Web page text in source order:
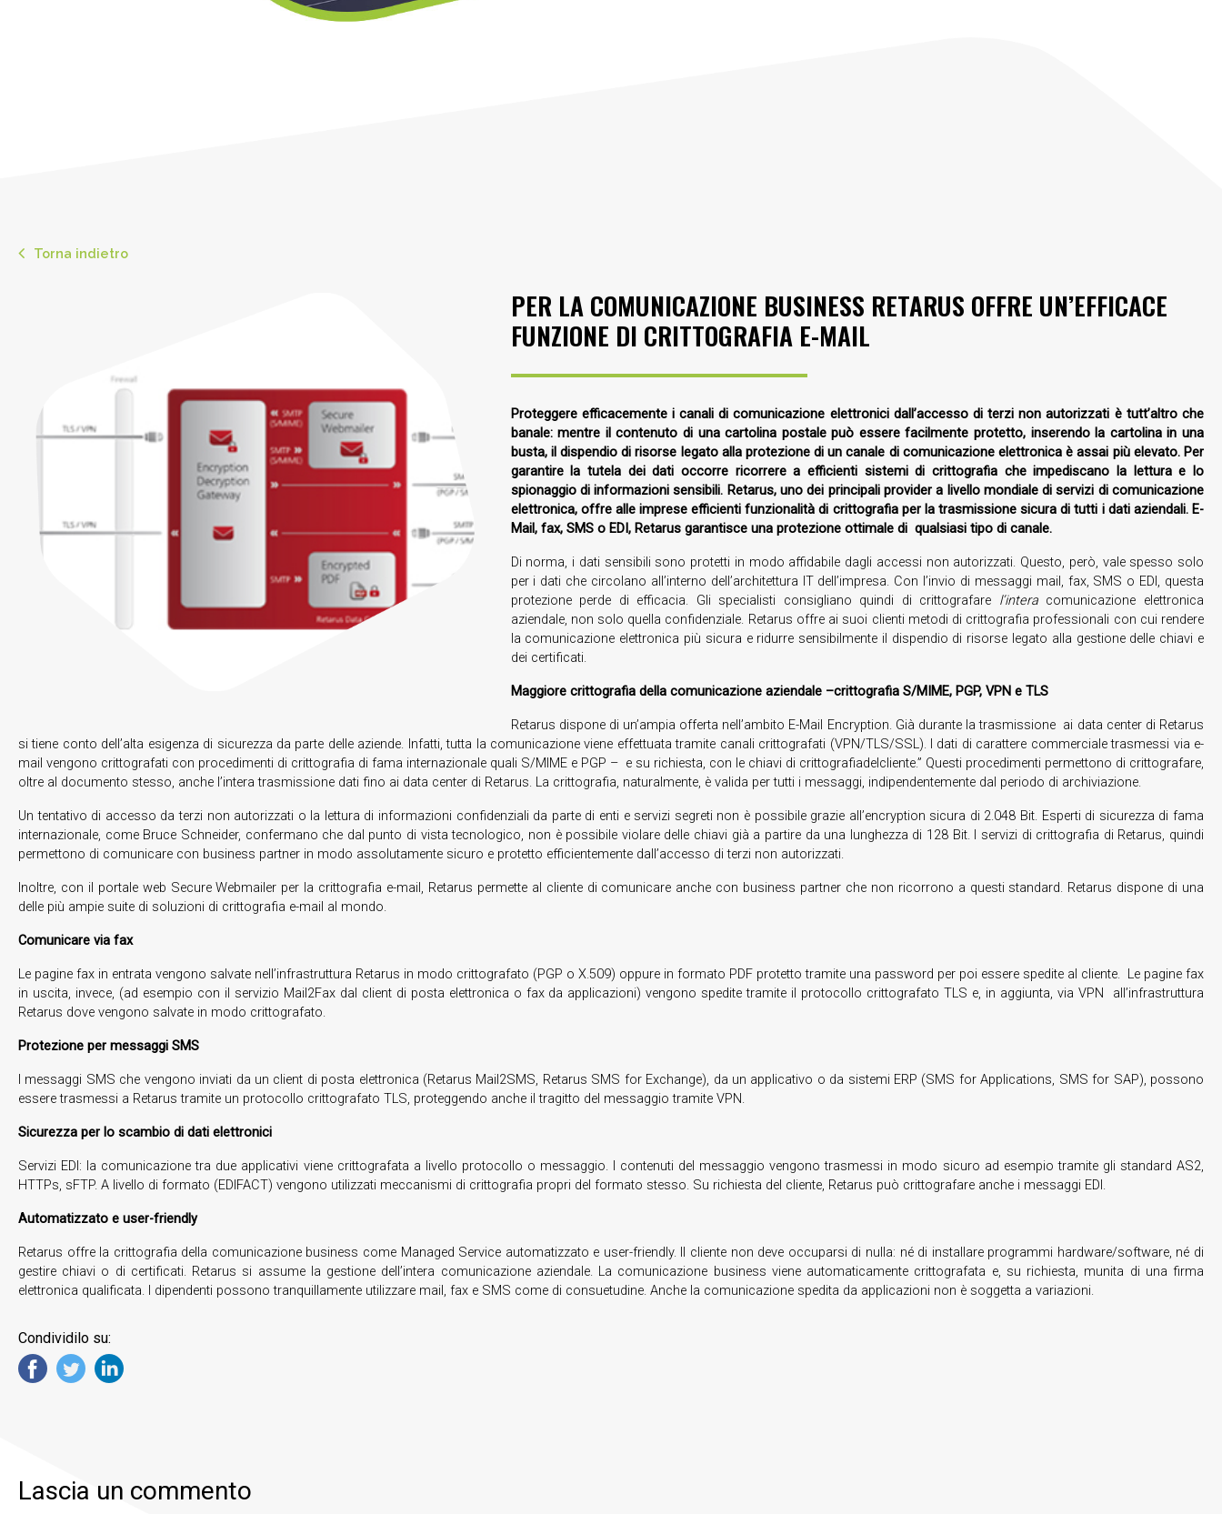
Torna indietro
PER LA COMUNICAZIONE BUSINESS RETARUS OFFRE UN’EFFICACE
FUNZIONE DI CRITTOGRAFIA E-MAIL
Proteggere efficacemente i canali di comunicazione elettronici dall’accesso di terzi non autorizzati è tutt’altro che
banale: mentre il contenuto di una cartolina postale può essere facilmente protetto, inserendo la cartolina in una
busta, il dispendio di risorse legato alla protezione di un canale di comunicazione elettronica è assai più elevato. Per
garantire la tutela dei dati occorre ricorrere a efficienti sistemi di crittografia che impediscano la lettura e lo
spionaggio di informazioni sensibili. Retarus, uno dei principali provider a livello mondiale di servizi di comunicazione
elettronica, offre alle imprese efficienti funzionalità di crittografia per la trasmissione sicura di tutti i dati aziendali. E-
Mail, fax, SMS o EDI, Retarus garantisce una protezione ottimale di qualsiasi tipo di canale.
Di norma, i dati sensibili sono protetti in modo affidabile dagli accessi non autorizzati. Questo, però, vale spesso solo
per i dati che circolano all’interno dell’architettura IT dell’impresa. Con l’invio di messaggi mail, fax, SMS o EDI, questa
protezione perde di efficacia. Gli specialisti consigliano quindi di crittografare l’interacomunicazione elettronica
aziendale, non solo quella confidenziale. Retarus offre ai suoi clienti metodi di crittografia professionali con cui rendere
la comunicazione elettronica più sicura e ridurre sensibilmente il dispendio di risorse legato alla gestione delle chiavi e
dei certificati.
Maggiore crittografia della comunicazione aziendale –crittografia S/MIME, PGP, VPN e TLS
Retarus dispone di un’ampia offerta nell’ambito E-Mail Encryption. Già durante la trasmissione ai data center di Retarus
si tiene conto dell’alta esigenza di sicurezza da parte delle aziende. Infatti, tutta la comunicazione viene effettuata tramite canali crittografati (VPN/TLS/SSL). I dati di carattere commerciale trasmessi via e-
mail vengono crittografati con procedimenti di crittografia di fama internazionale quali S/MIME e PGP – e su richiesta, con le chiavi di crittografiadelcliente.” Questi procedimenti permettono di crittografare,
oltre al documento stesso, anche l’intera trasmissione dati fino ai data center di Retarus. La crittografia, naturalmente, è valida per tutti i messaggi, indipendentemente dal periodo di archiviazione.
Un tentativo di accesso da terzi non autorizzati o la lettura di informazioni confidenziali da parte di enti e servizi segreti non è possibile grazie all’encryption sicura di 2.048 Bit. Esperti di sicurezza di fama
internazionale, come Bruce Schneider, confermano che dal punto di vista tecnologico, non è possibile violare delle chiavi già a partire da una lunghezza di 128 Bit. I servizi di crittografia di Retarus, quindi
permettono di comunicare con business partner in modo assolutamente sicuro e protetto efficientemente dall’accesso di terzi non autorizzati.
Inoltre, con il portale web Secure Webmailer per la crittografia e-mail, Retarus permette al cliente di comunicare anche con business partner che non ricorrono a questi standard. Retarus dispone di una
delle più ampie suite di soluzioni di crittografia e-mail al mondo.
Comunicare via fax
Le pagine fax in entrata vengono salvate nell’infrastruttura Retarus in modo crittografato (PGP o X.509) oppure in formato PDF protetto tramite una password per poi essere spedite al cliente. Le pagine fax
in uscita, invece, (ad esempio con il servizio Mail2Fax dal client di posta elettronica o fax da applicazioni) vengono spedite tramite il protocollo crittografato TLS e, in aggiunta, via VPN all’infrastruttura
Retarus dove vengono salvate in modo crittografato.
Protezione per messaggi SMS
I messaggi SMS che vengono inviati da un client di posta elettronica (Retarus Mail2SMS, Retarus SMS for Exchange), da un applicativo o da sistemi ERP (SMS for Applications, SMS for SAP), possono
essere trasmessi a Retarus tramite un protocollo crittografato TLS, proteggendo anche il tragitto del messaggio tramite VPN.
Sicurezza per lo scambio di dati elettronici
Servizi EDI: la comunicazione tra due applicativi viene crittografata a livello protocollo o messaggio. I contenuti del messaggio vengono trasmessi in modo sicuro ad esempio tramite gli standard AS2,
HTTPs, sFTP. A livello di formato (EDIFACT) vengono utilizzati meccanismi di crittografia propri del formato stesso. Su richiesta del cliente, Retarus può crittografare anche i messaggi EDI.
Automatizzato e user-friendly
Retarus offre la crittografia della comunicazione business come Managed Service automatizzato e user-friendly. Il cliente non deve occuparsi di nulla: né di installare programmi hardware/software, né di
gestire chiavi o di certificati. Retarus si assume la gestione dell’intera comunicazione aziendale. La comunicazione business viene automaticamente crittografata e, su richiesta, munita di una firma
elettronica qualificata. I dipendenti possono tranquillamente utilizzare mail, fax e SMS come di consuetudine. Anche la comunicazione spedita da applicazioni non è soggetta a variazioni.
Condividilo su:
Lascia un commento